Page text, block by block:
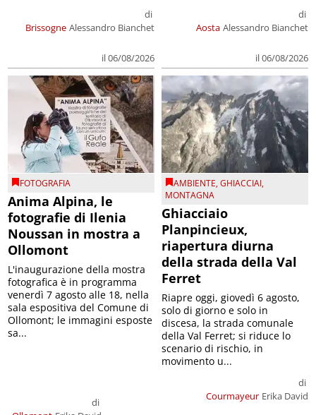
Brissogne
di
Alessandro Bianchet
il 06/08/2026
Aosta
di
Alessandro Bianchet
il 06/08/2026
FOTOGRAFIA
Anima Alpina, le
fotografie di Ilenia
Noussan in mostra a
Ollomont
di
L'inaugurazione della mostra
fotografica è in programma
venerdì 7 agosto alle 18, nella
sala espositiva del Comune di
Ollomont; le immagini esposte
sa...
AMBIENTE,GHIACCIAI,
MONTAGNA
Ghiacciaio
Planpincieux,
riapertura diurna
della strada della Val
Ferret
Courmayeur
di
Erika David
Riapre oggi, giovedì 6 agosto,
solo di giorno e solo in
discesa, la strada comunale
della Val Ferret; si riduce lo
scenario di rischio, in
movimento u...